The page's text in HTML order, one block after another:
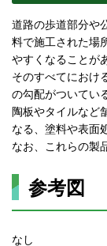
道路の歩道部分や
料で施工された場
やすくなることが
そのすべてにおけ
の勾配がついてい
陶板やタイルなど
なる、塗料や表面
なお、これらの製
参考図
なし